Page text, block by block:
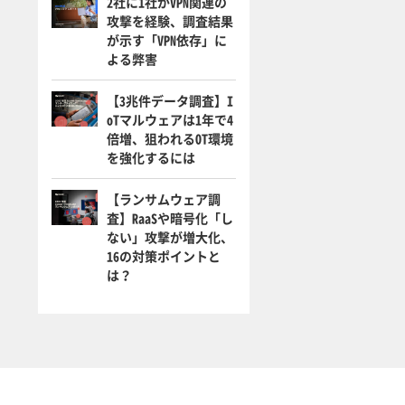
攻撃を経験、調査結果
が示す「VPN依存」に
よる弊害
【3兆件データ調査】I
oTマルウェアは1年で4
倍増、狙われるOT環境
を強化するには
【ランサムウェア調
査】RaaSや暗号化「し
ない」攻撃が増大化、
16の対策ポイントと
は？